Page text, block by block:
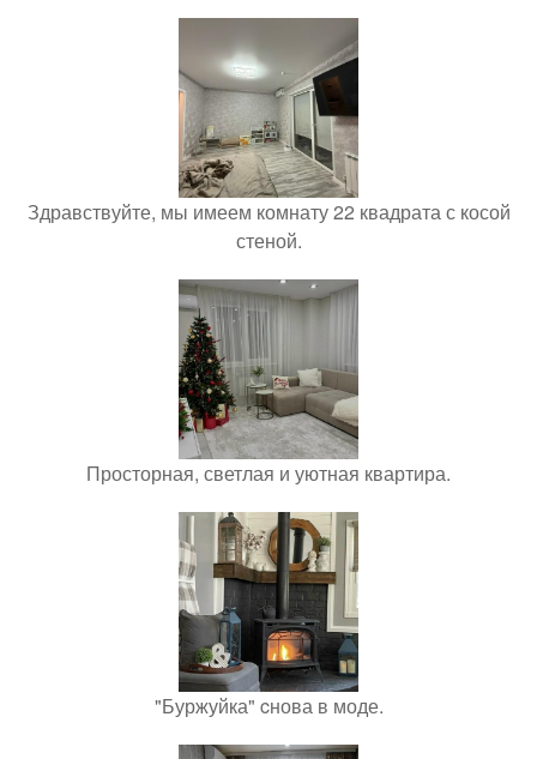
Здравствуйте, мы имеем комнату 22 квадрата с косой
стеной.
Просторная, светлая и уютная квартира.
"Буржуйка" cнова в моде.